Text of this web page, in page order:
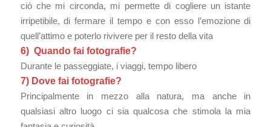
ciò che mi circonda, mi permette di cogliere un istante
irripetibile, di fermare il tempo e con esso l’emozione di
quell’attimo e poterlo rivivere per il resto della vita
6) Quando fai fotografie?
Durante le passeggiate, i viaggi, tempo libero
7) Dove fai fotografie?
Principalmente in mezzo alla natura, ma anche in
qualsiasi altro luogo ci sia qualcosa che stimola la mia